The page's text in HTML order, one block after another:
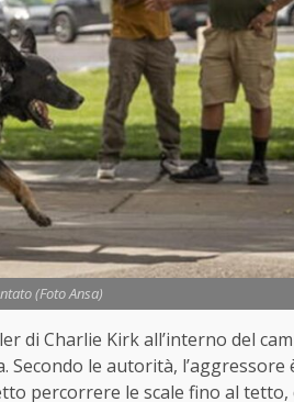
(Foto Ansa)
di Charlie Kirk all’interno del
Secondo le autorità, l’aggressore
percorrere le scale fino al tetto,